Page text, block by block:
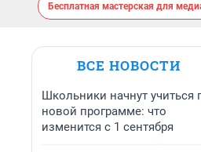
Бесплатная мастерская для
ВСЕ НОВОСТИ
Школьники начнут учиться
новой программе: что
изменится с 1 сентября